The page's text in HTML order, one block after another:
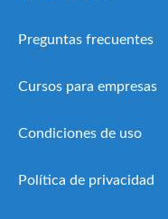
Preguntas frecuentes
Cursos para empresas
Condiciones de uso
Política de privacidad